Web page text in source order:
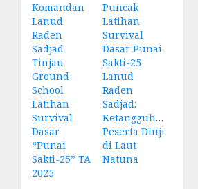
Komandan
Lanud
Raden
Sadjad
Tinjau
Ground
School
Latihan
Survival
Dasar
“Punai
Sakti-25” TA
2025
Puncak
Latihan
Survival
Dasar Punai
Sakti-25
Lanud
Raden
Sadjad:
Ketangguhan
Peserta Diuji
di Laut
Natuna